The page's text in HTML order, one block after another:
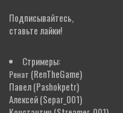
Подписывайтесь,
ставьте лайки!
Стримеры:
Ренат (RenTheGame)
Павел(Pashokpetr)
Алексей(Separ_001)